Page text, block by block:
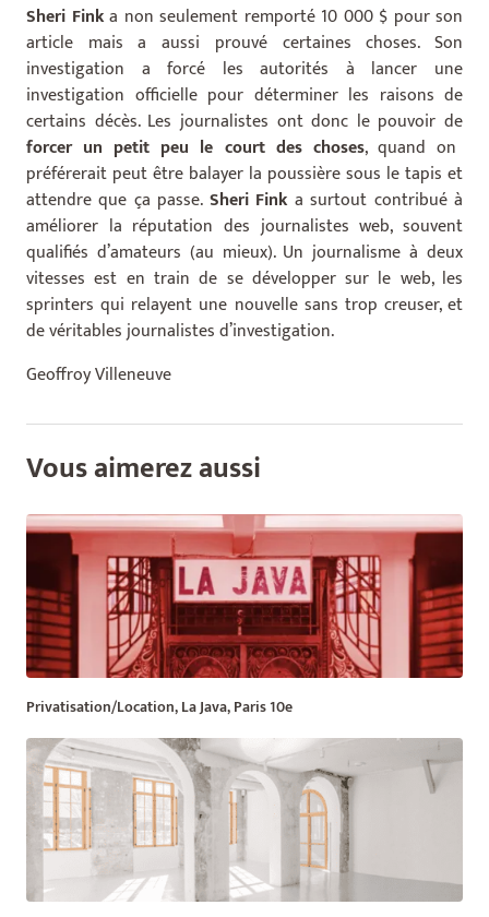
Sheri Finka non seulement remporté 10 000 $ pour son
article mais a aussi prouvé certaines choses. Son
investigation a forcé les autorités à lancer une
investigation officielle pour déterminer les raisons de
certains décès. Les journalistes ont donc le pouvoir de
forcer un petit peu le court des choses, quand on
préférerait peut être balayer la poussière sous le tapis et
attendre que ça passe. Sheri Fink a surtout contribué à
améliorer la réputation des journalistes web, souvent
qualifiés d’amateurs (au mieux). Un journalisme à deux
vitesses est en train de se développer sur le web, les
sprinters qui relayent une nouvelle sans trop creuser, et
de véritables journalistes d’investigation.
Geoffroy Villeneuve
Vous aimerez aussi
Privatisation/Location, La Java, Paris 10e